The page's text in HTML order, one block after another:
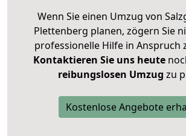
Wenn Sie einen Umzug von
Plettenberg planen, zögern Sie
professionelle Hilfe in Anspruch
Kontaktieren Sie uns heute
reibungslosen Umzug zu
Kostenlose Angebote